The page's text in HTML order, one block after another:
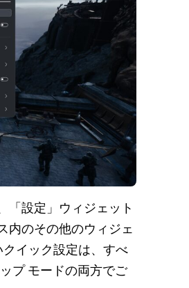
「設定」ウィジェット
内のその他のウィジェ
イック設定は、すべ
プ モードの両方でご